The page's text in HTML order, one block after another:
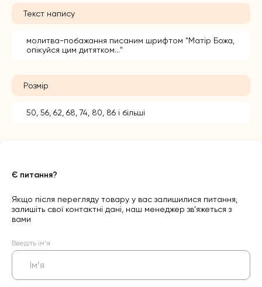
Текст напису
молитва-побажання писаним шрифтом "Матір Божа,
опікуйся цим дитятком..."
Розмір
50, 56, 62, 68, 74, 80, 86 і більші
Є питання?
Якщо після перегляду товару у вас залишилися питання,
залишіть свої контактні дані, наш менеджер зв’яжеться з
вами
Введіть ім’я